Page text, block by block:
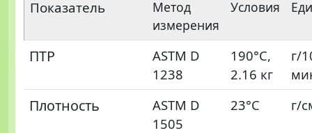
Показатель
Метод
измерения
Условия
ПТР
ASTM D
1238
190°C,
2.16 кг
г/
Плотность
ASTM D
1505
23°C г/